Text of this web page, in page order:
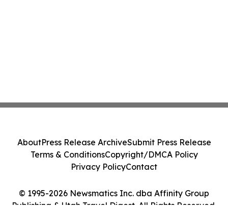
© 1995-2026 Newsmatics Inc. dba Affinity Group
Publishing & Utah Travel Digest. All Rights Reserved.
AboutPress Release ArchiveSubmit Press Release
Terms & ConditionsCopyright/DMCA Policy
Privacy PolicyContact